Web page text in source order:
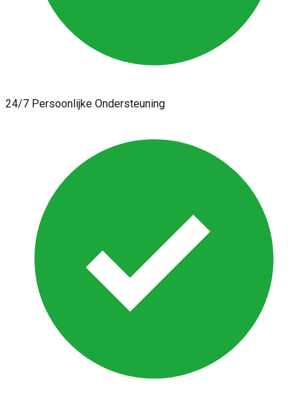
24/7 Persoonlijke Ondersteuning